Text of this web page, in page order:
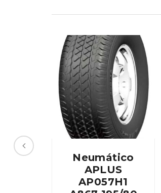
Neumático
APLUS
AP057H1